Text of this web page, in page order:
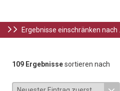
Ergebnisse einschränken nach ...
109 Ergebnissesortieren nach